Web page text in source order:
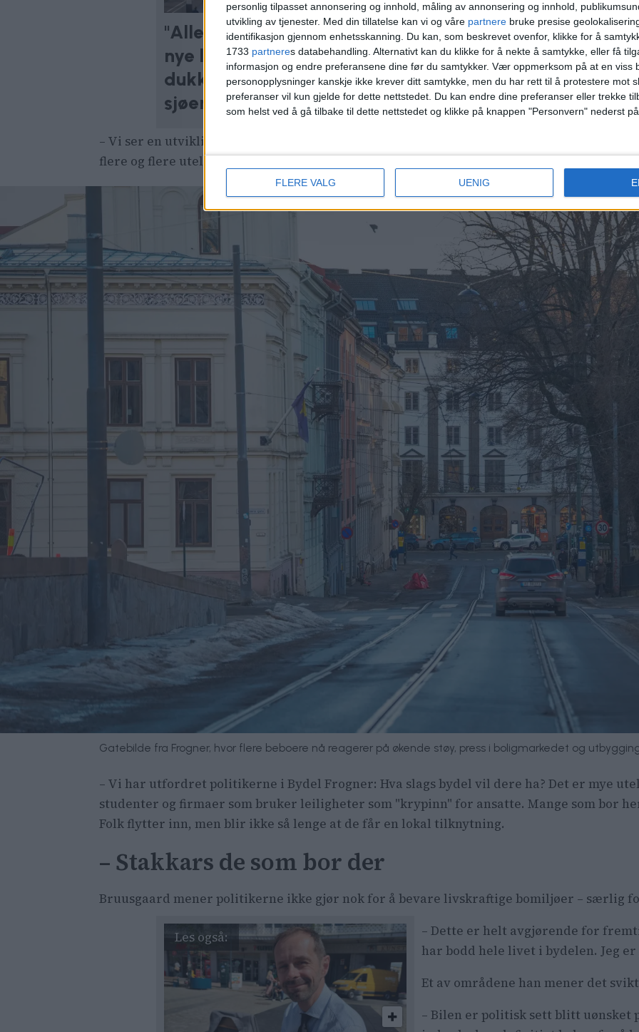
personlig tilpasset annonsering og innhold, måling av annonsering og innhold,
utvikling av tjenester. Med din tillatelse kan vi og våre partnere bruke presise
identifikasjon gjennom enhetsskanning. Du kan, som beskrevet ovenfor, klikke for å
1733 partneres databehandling. Alternativt kan du klikke for å nekte å samtykke, eller få
informasjon og endre preferansene dine før du samtykker. Vær oppmerksom på at en viss
personopplysninger kanskje ikke krever ditt samtykke, men du har rett til å protestere mot
preferanser vil kun gjelde for dette nettstedet. Du kan endre dine preferanser eller trekke
som helst ved å gå tilbake til dette nettstedet og klikke på knappen "Personvern" nederst på
FLERE VALG UENIG
"Alle" trodde på trikk til den
nye legevakten. Nå er det
dukket opp flere skjær i
sjøen
– Hegdehaugens Jernvare var det
Korttidsleie og
Bruusgaard beskriver en utvikling
nabolaget mister sin lokale
– Vi ser en utvikling der leiligheter brukes som ferieboliger, firmahybler, korttidsleie og
flere og flere utelivssteder – ofte i boligstrøk. Det gjør at stadig færre som bor her,
Gatebilde fra Frogner, hvor flere beboere nå reagerer på økende støy, press i boligmarkedet og
– Vi har utfordret politikerne i Bydel Frogner: Hva slags bydel vil dere ha? Det er mye
studenter og firmaer som bruker leiligheter som "krypinn" for ansatte. Mange som bor
Folk flytter inn, men blir ikke så lenge at de får en lokal tilknytning.
– Stakkars de som bor der
Bruusgaard mener politikerne ikke gjør nok for å bevare livskraftige bomiljøer – særlig
– Dette er helt avgjørende for
har bodd hele livet i bydelen. Jeg er
Et av områdene han mener det
– Bilen er politisk sett blitt uønsket